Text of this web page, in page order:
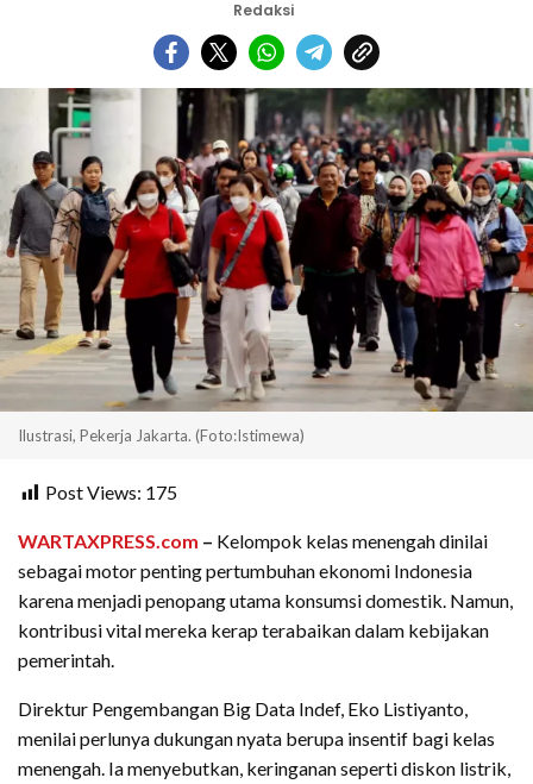
Redaksi
Ilustrasi, Pekerja Jakarta. (Foto:Istimewa)
Post Views: 175
WARTAXPRESS.com – Kelompok kelas menengah dinilai
sebagai motor penting pertumbuhan ekonomi Indonesia
karena menjadi penopang utama konsumsi domestik. Namun,
kontribusi vital mereka kerap terabaikan dalam kebijakan
pemerintah.
Direktur Pengembangan Big Data Indef, Eko Listiyanto,
menilai perlunya dukungan nyata berupa insentif bagi kelas
menengah. Ia menyebutkan, keringanan seperti diskon listrik,